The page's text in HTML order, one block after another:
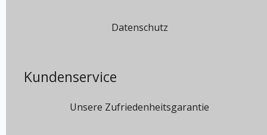
Datenschutz
Kundenservice
Unsere Zufriedenheitsgarantie